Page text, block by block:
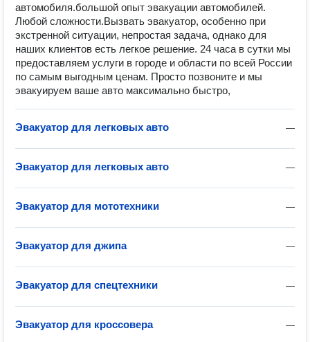
автомобиля.большой опыт эвакуации автомобилей.
Любой сложности.Вызвать эвакуатор, особенно при
экстренной ситуации, непростая задача, однако для
наших клиентов есть легкое решение. 24 часа в сутки мы
предоставляем услуги в городе и области по всей России
по самым выгодным ценам. Просто позвоните и мы
эвакуируем ваше авто максимально быстро,
—
Эвакуатор для легковых авто
—
Эвакуатор для легковых авто
—
Эвакуатор для мототехники
—
Эвакуатор для джипа
—
Эвакуатор для спецтехники
—
Эвакуатор для кроссовера